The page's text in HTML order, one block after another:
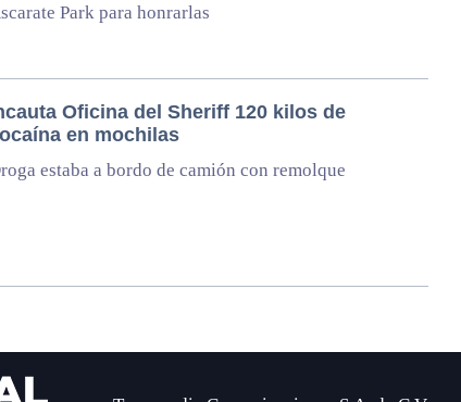
Park para honrarlas
Oficina del Sheriff 120 kilos de
en mochilas
estaba a bordo de camión con remolque